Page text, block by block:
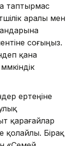
таптырмас
аралы мен
соғыңыз.
қана
ертеңіне
қарағайлар
қолайлы. Бірақ